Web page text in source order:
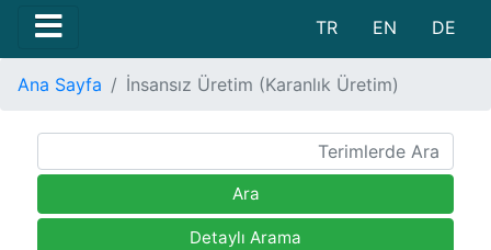
TR EN DE
Ana Sayfa İnsansız Üretim (Karanlık Üretim)
Ara
Detaylı Arama